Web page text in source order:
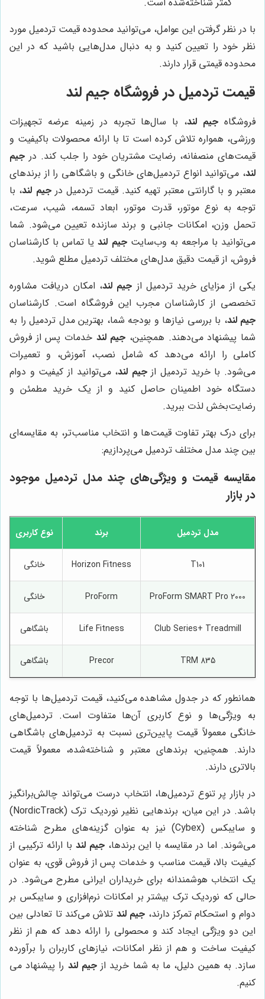
با در نظر گرفتن این عوامل، می‌توانید محدوده قیمت تردمیل مورد
نظر خود را تعیین کنید و به دنبال مدل‌هایی باشید که در این
محدوده قیمتی قرار دارند.
قیمت تردمیل در فروشگاه جیم لند
فروشگاه جیم لند، با سال‌ها تجربه در زمینه عرضه تجهیزات
ورزشی، همواره تلاش کرده است تا با ارائه محصولات باکیفیت و
قیمت‌های منصفانه، رضایت مشتریان خود را جلب کند. در جیم
لند، می‌توانید انواع تردمیل‌های خانگی و باشگاهی را از برندهای
معتبر و با گارانتی معتبر تهیه کنید. قیمت تردمیل درجیم لند، با
توجه به نوع موتور، قدرت موتور، ابعاد تسمه، شیب، سرعت،
تحمل وزن، امکانات جانبی و برند سازنده تعیین می‌شود. شما
می‌توانید با مراجعه به وب‌سایتجیم لندیا تماس با کارشناسان
فروش، از قیمت دقیق مدل‌های مختلف تردمیل مطلع شوید.
یکی از مزایای خرید تردمیل از جیم لند، امکان دریافت مشاوره
تخصصی از کارشناسان مجرب این فروشگاه است. کارشناسان
جیم لند، با بررسی نیازها و بودجه شما، بهترین مدل تردمیل را به
شما پیشنهاد می‌دهند. همچنین، جیم لند خدمات پس از فروش
کاملی را ارائه می‌دهد که شامل نصب، آموزش، و تعمیرات
می‌شود. با خرید تردمیل ازجیم لند، می‌توانید از کیفیت و دوام
دستگاه خود اطمینان حاصل کنید و از یک خرید مطمئن و
رضایت‌بخش لذت ببرید.
برای درک بهتر تفاوت قیمت‌ها و انتخاب مناسب‌تر، به مقایسه‌ای
بین چند مدل مختلف تردمیل می‌پردازیم:
مقایسه قیمت و ویژگی‌های چند مدل تردمیل موجود
در بازار
مدل تردمیل برند نوع کاربری
T101
Horizon Fitness خانگی
ProForm SMART Pro 2000
ProForm خانگی
Club Series+ Treadmill
Life Fitness باشگاهی
TRM 835
Precor باشگاهی
همانطور که در جدول مشاهده می‌کنید، قیمت تردمیل‌ها با توجه
به ویژگی‌ها و نوع کاربری آن‌ها متفاوت است. تردمیل‌های
خانگی معمولاً قیمت پایین‌تری نسبت به تردمیل‌های باشگاهی
دارند. همچنین، برندهای معتبر و شناخته‌شده، معمولاً قیمت
بالاتری دارند.
در بازار پر تنوع تردمیل‌ها، انتخاب درست می‌تواند چالش‌برانگیز
باشد. در این میان، برندهایی نظیر نوردیک ترک (NordicTrack)
و سایبکس (Cybex) نیز به عنوان گزینه‌های مطرح شناخته
می‌شوند. اما در مقایسه با این برندها،جیم لند با ارائه ترکیبی از
کیفیت بالا، قیمت مناسب و خدمات پس از فروش قوی، به عنوان
یک انتخاب هوشمندانه برای خریداران ایرانی مطرح می‌شود. در
حالی که نوردیک ترک بیشتر بر امکانات نرم‌افزاری و سایبکس بر
دوام و استحکام تمرکز دارند، جیم لند تلاش می‌کند تا تعادلی بین
این دو ویژگی ایجاد کند و محصولی را ارائه دهد که هم از نظر
کیفیت ساخت و هم از نظر امکانات، نیازهای کاربران را برآورده
سازد. به همین دلیل، ما به شما خرید ازجیم لند را پیشنهاد می
کنیم.